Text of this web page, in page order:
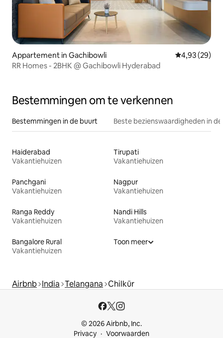
Appartement in Gachibowli Gemiddelde
4,93 (29)
RR Homes - 2BHK @ Gachibowli Hyderabad
Bestemmingen om te verkennen
Bestemmingen in de buurt Beste bezienswaardigheden in
Haiderabad
Vakantiehuizen
Tirupati
Vakantiehuizen
Panchgani
Vakantiehuizen
Nagpur
Vakantiehuizen
Ranga Reddy
Vakantiehuizen
Nandi Hills
Vakantiehuizen
Bangalore Rural
Vakantiehuizen
Toon meer
Airbnb India Telangana Chilkūr
© 2026 Airbnb, Inc.
Privacy
Voorwaarden